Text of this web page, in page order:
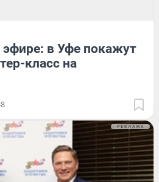
в Уфе покажут
класс на